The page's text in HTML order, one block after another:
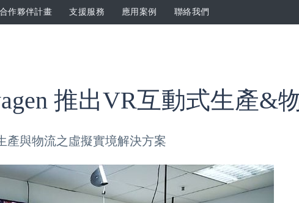
合作夥伴計畫 支援服務 應用案例 聯絡我們
推出VR互動式生產&
產與物流之虛擬實境解決方案